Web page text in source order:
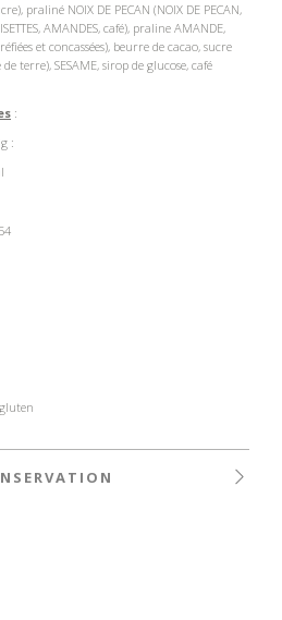
praliné NOIX DE PECAN (NOIX DE PECAN,
AMANDES, café), praline AMANDE,
et concassées), beurre de cacao, sucre
terre), SESAME, sirop de glucose, café
:
: